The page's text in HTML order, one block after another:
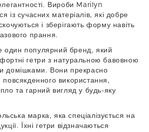
Вироби Marilyn
із сучасних матеріалів, які добре
і зберігають форму навіть
прання.
популярний бренд, який
гетри з натуральною бавовною
домішками. Вони прекрасно
повсякденного використання,
та гарний вигляд у будь-яку
марка, яка спеціалізується на
Їхні гетри відзначаються